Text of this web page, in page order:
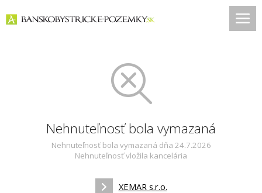
Nehnuteľnosť bola vymazaná
Nehnuteľnosť bola vymazaná dňa 24.7.2026
Nehnuteľnosť vložila kancelária
XEMAR s.r.o.